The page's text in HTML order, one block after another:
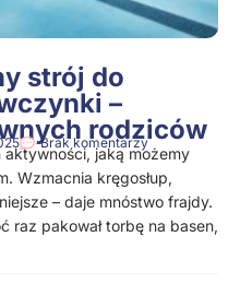
strój do
–
rodziców
Brak komentarzy
aktywności, jaką możemy
Wzmacnia kręgosłup,
– daje mnóstwo frajdy.
pakował torbę na basen,